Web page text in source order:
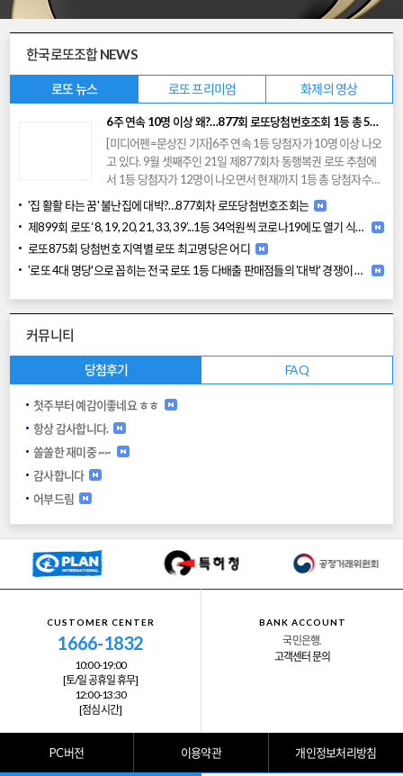
한국로또조합 NEWS
로또 뉴스 로또 프리미엄 화제의 영상
6주 연속 10명 이상 왜?…877회 로또당첨번호조회 1등 총 5984명
[미디어펜=문상진 기자]6주 연속 1등 당첨자가 10명 이상 나오
고 있다. 9월 셋째주인 21일 제877회차 동행복권 로또 추첨에
서 1등 당첨자가 12명이 나오면서 현재까지 1등 총 당첨자수는
5984명으로 집계됐다. 제876회차 로또 추첨에서 1등 당첨자
가 19명이 나오면서 11억 원대를 기록했던 당첨금은 17억 원
대로 올랐다. 876회차 로또에서 1등 당첨자 19명에 이어 877
회차에서도 12명이나 나오면서 로또당첨번호 문의 조회도 쇄
도하고 있다. 특히 경기에서는 2주 연속 4곳에서 1등 당첨자가
곳, 전남 1곳, 경북 2곳, 경남 1곳이었다. 이번 회차 선택유형은
자동 8명, 수동 4명인 것으로 밝혀졌다. 876회차에서는 자동
기에서 8명의 1등 당첨자가 나왔으나 이번 회차는 경기 4곳을
빼고 전국에서 골고루 배출됐다. 현재까지 동행복권 로또 1등
최고 당첨금은 이월된 19회차에서 당첨자 1명이 나오면서 407
셋째주 6명, 넷째주 10명으로 30명으로 집계됐다. 8월 첫째주
10명, 둘째주 7명, 셋째주 16명, 넷째주 10명, 다섯째주 18명 등
총 61명이 행운의 주인공이 됐다.. 9월 첫째주는 14명, 9월 둘째
주 19명, 9월 셋째주 12명을 기록하고 있다. 로또 1등 10회 당
첨금은 866회차 22억 4040만 원, 867회차 39억3375만 원,
19억3000만 원, 871회차 27억1807만 원, 872회차 12억
6271만 원, 873회차 18억7455만 원, 874회차 11억1712만
원, 875회차 14억1595만 원, 876회차 10억9065만 원, 877
'집 활활 타는 꿈' 불난집에 대박?…877회차 로또당첨번호조회는
제899회 로또 ‘8, 19, 20, 21, 33, 39’...1등 34억원씩 코로나19에도 열기 식지 않아
로또875회 당첨번호 지역별 로또 최고명당은 어디
'로또 4대 명당'으로 꼽히는 전국 로또 1등 다배출 판매점들의 '대박' 경쟁이 치열하다. 로또 구매자들이 '되는 판매점'에 몰리는 현상이 심화되면서 로또1등 당첨점 사이에서도 '부익부' 현상이 나타나고 있는 것이다.
커뮤니티
당첨후기 FAQ
첫주부터 예감이좋네요 ㅎㅎ
항상 감사합니다.
쏠쏠한 재미중 ~~
감사합니다
어부드림
CUSTOMER CENTER
1666-1832
10:00-19:00
[토/일 공휴일 휴무]
12:00-13:30
[점심시간]
BANK ACCOUNT
국민은행.
고객센터 문의
PC버전 이용약관 개인정보처리방침